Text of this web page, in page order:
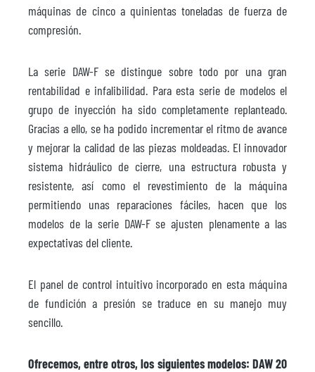
máquinas de cinco a quinientas toneladas de fuerza de
compresión.
La serie DAW-F se distingue sobre todo por una gran
rentabilidad e infalibilidad. Para esta serie de modelos el
grupo de inyección ha sido completamente replanteado.
Gracias a ello, se ha podido incrementar el ritmo de avance
y mejorar la calidad de las piezas moldeadas. El innovador
sistema hidráulico de cierre, una estructura robusta y
resistente, así como el revestimiento de la máquina
permitiendo unas reparaciones fáciles, hacen que los
modelos de la serie DAW-F se ajusten plenamente a las
expectativas del cliente.
El panel de control intuitivo incorporado en esta máquina
de fundición a presión se traduce en su manejo muy
sencillo.
Ofrecemos, entre otros, los siguientes modelos: DAW 20